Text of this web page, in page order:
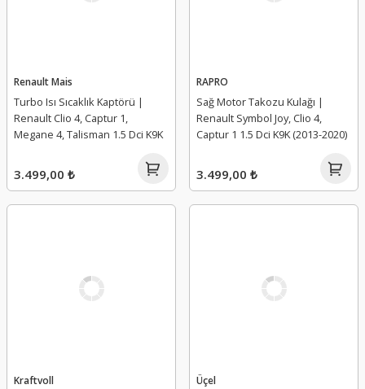
Renault Mais
Turbo Isı Sıcaklık Kaptörü |
Renault Clio 4, Captur 1,
Megane 4, Talisman 1.5 Dci K9K
3.499,00 ₺
RAPRO
Sağ Motor Takozu Kulağı |
Renault Symbol Joy, Clio 4,
Captur 1 1.5 Dci K9K (2013-2020)
3.499,00 ₺
Kraftvoll Üçel